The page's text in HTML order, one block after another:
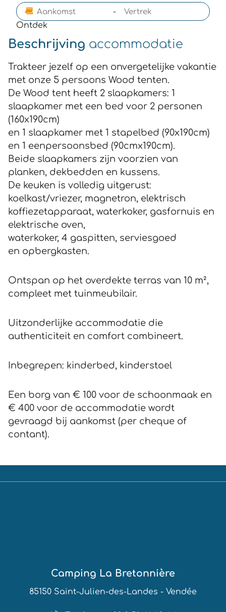
Beschrijving accommodatie
Trakteer jezelf op een onvergetelijke vakantie
met onze 5 persoons Wood tenten.
De Wood tent heeft 2 slaapkamers: 1
slaapkamer met een bed voor 2 personen
(160x190cm)
en 1 slaapkamer met 1 stapelbed (90x190cm)
en 1 eenpersoonsbed (90cmx190cm).
Beide slaapkamers zijn voorzien van
planken, dekbedden en kussens.
De keuken is volledig uitgerust:
koelkast/vriezer, magnetron, elektrisch
koffiezetapparaat, waterkoker, gasfornuis en
elektrische oven,
waterkoker, 4 gaspitten, serviesgoed
en opbergkasten.
Ontspan op het overdekte terras van 10 m²,
compleet met tuinmeubilair.
Uitzonderlijke accommodatie die
authenticiteit en comfort combineert.
Inbegrepen: kinderbed, kinderstoel
Een borg van € 100 voor de schoonmaak en
€ 400 voor de accommodatie wordt
gevraagd bij aankomst (per cheque of
contant).
-
Ontdek
Camping La Bretonnière
85150 Saint-Julien-des-Landes - Vendée